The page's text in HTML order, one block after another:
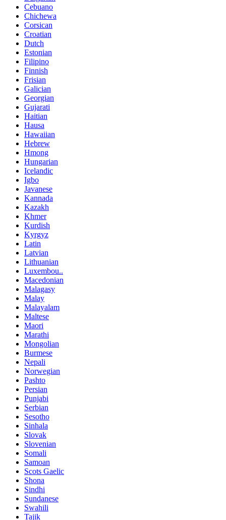
Cebuano
Chichewa
Corsican
Croatian
Dutch
Estonian
Filipino
Finnish
Frisian
Galician
Georgian
Gujarati
Haitian
Hausa
Hawaiian
Hebrew
Hmong
Hungarian
Icelandic
Igbo
Javanese
Kannada
Kazakh
Khmer
Kurdish
Kyrgyz
Latin
Latvian
Lithuanian
Luxembou..
Macedonian
Malagasy
Malay
Malayalam
Maltese
Maori
Marathi
Mongolian
Burmese
Nepali
Norwegian
Pashto
Persian
Punjabi
Serbian
Sesotho
Sinhala
Slovak
Slovenian
Somali
Samoan
Scots Gaelic
Shona
Sindhi
Sundanese
Swahili
Tajik